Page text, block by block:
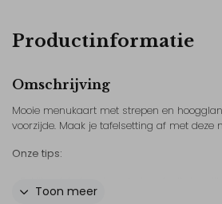
Productinformatie
Omschrijving
Mooie menukaart met strepen en
voorzijde. Maak je tafelsetting af met deze
Onze tips:
mooi in een stijl!
Toon meer